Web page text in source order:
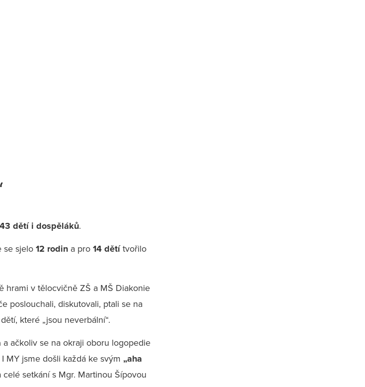
43 dětí i dospěláků.
se sjelo12 rodin a pro 14 dětítvořilo
hrami v tělocvičně ZŠ a MŠ Diakonie
poslouchali, diskutovali, ptali se na
které „jsou neverbální“.
a ačkoliv se na okraji oboru logopedie
MY jsme došli každá ke svým „aha
celé setkání s Mgr. Martinou Šípovou